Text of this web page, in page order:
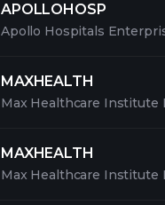
APOLLOHOSP
Apollo Hospitals
MAXHEALTH
Max Healthcare Institute
MAXHEALTH
Max Healthcare Institute